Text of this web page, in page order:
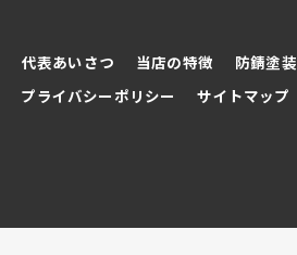
代表あいさつ 当店の特徴 防錆塗装
プライバシーポリシー サイトマップ